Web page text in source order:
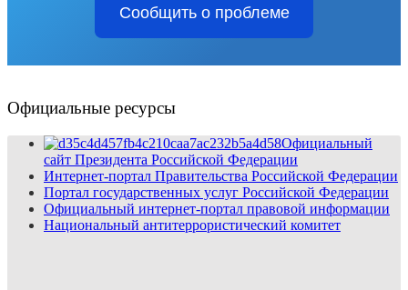
Сообщить о проблеме
Официальные ресурсы
Официальный
сайт Президента Российской Федерации
Интернет-портал Правительства Российской Федерации
Портал государственных услуг Российской Федерации
Официальный интернет-портал правовой информации
Национальный антитеррористический комитет